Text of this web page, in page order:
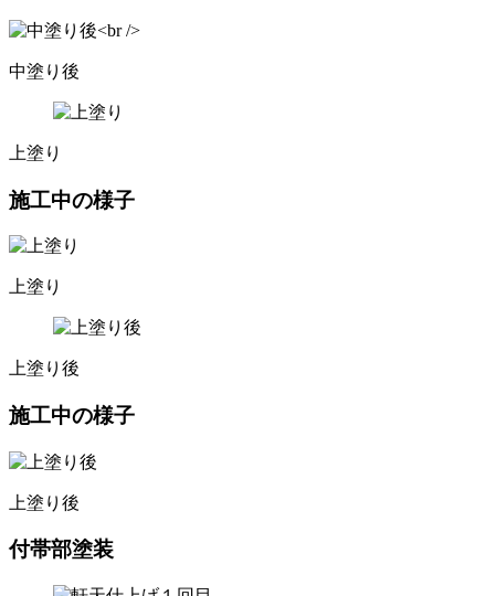
中塗り後
上塗り
施工中の様子
上塗り
上塗り後
施工中の様子
上塗り後
付帯部塗装